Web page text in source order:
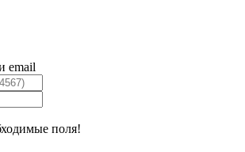
email
поля!